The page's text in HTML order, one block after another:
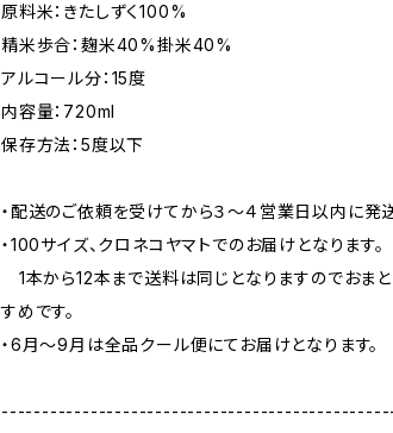
原料米：きたしずく100%
精米歩合：麹米40%掛米40%
アルコール分：15度
内容量：720ml
保存方法：5度以下
・配送のご依頼を受けてから３〜４営業日以内に発送
・100サイズ、クロネコヤマトでのお届けとなります。
1本から12本まで送料は同じとなりますのでおま
すめです。
・6月〜9月は全品クール便にてお届けとなります。